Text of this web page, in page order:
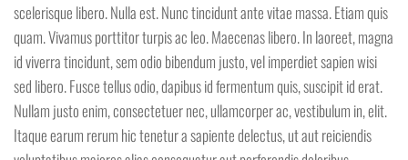
scelerisque libero. Nulla est. Nunc tincidunt ante vitae massa. Etiam quis
quam. Vivamus porttitor turpis ac leo. Maecenas libero. In laoreet, magna
id viverra tincidunt, sem odio bibendum justo, vel imperdiet sapien wisi
sed libero. Fusce tellus odio, dapibus id fermentum quis, suscipit id erat.
Nullam justo enim, consectetuer nec, ullamcorper ac, vestibulum in, elit.
Itaque earum rerum hic tenetur a sapiente delectus, ut aut reiciendis